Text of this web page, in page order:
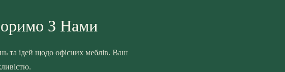
З Нами
та ідей щодо офісних меблів. Ваш